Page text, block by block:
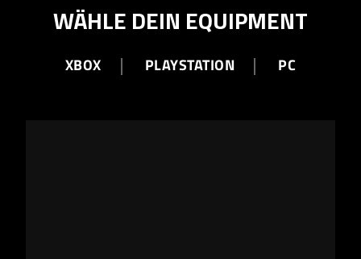
WÄHLE DEIN EQUIPMENT
XBOX PLAYSTATION PC